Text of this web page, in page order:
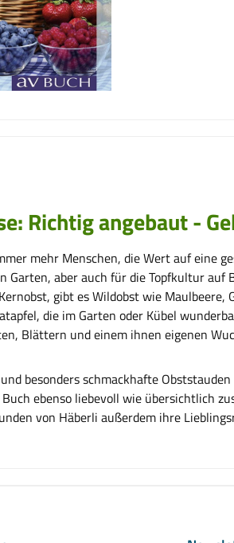
Richtig angebaut -
mehr Menschen, die Wert auf eine
aber auch für die Topfkultur auf
gibt es Wildobst wie
die im Garten oder Kübel
Blättern und einem ihnen eigenen
besonders schmackhafte
ebenso liebevoll wie übersichtlich
von Häberli außerdem ihre